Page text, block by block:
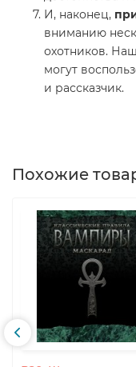
И, наконец,
вниманию
охотников.
могут
и рассказчик.
Похожие